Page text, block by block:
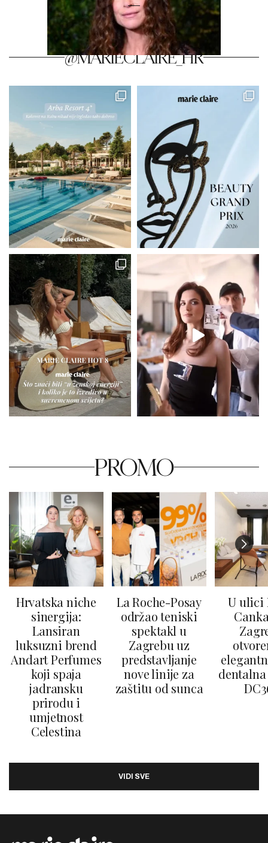
@MARIECLAIRE_HR
PROMO
Hrvatska niche
sinergija:
Lansiran
luksuzni brend
Andart Perfumes
koji spaja
jadransku
prirodu i
umjetnost
Celestina
La Roche-Posay
održao teniski
spektakl u
Zagrebu uz
predstavljanje
nove linije za
zaštitu od sunca
U ulici
VIDI SVE